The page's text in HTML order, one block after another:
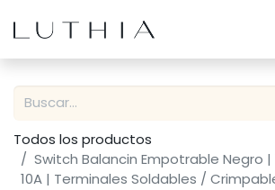
Todos los productos
Switch Balancin Empotrable Negro |
10A | Terminales Soldables /